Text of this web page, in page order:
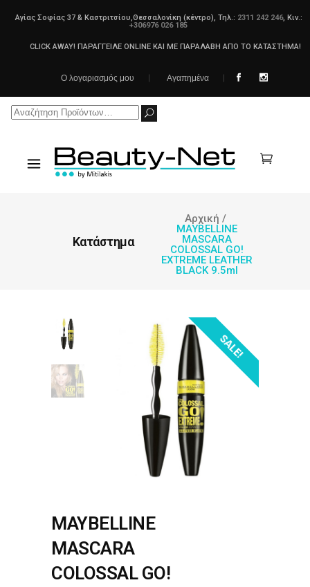
Αγίας Σοφίας 37 & Καστριτσίου,Θεσσαλονίκη (κέντρο), Τηλ.: 2311 242 246, Κιν.:
+306976 026 185
CLICK AWAY! ΠΑΡΑΓΓΕΙΛΕ ONLINE ΚΑΙ ΜΕ ΠΑΡΑΛΑΒΗ ΑΠΟ ΤΟ ΚΑΤΑΣΤΗΜΑ!
Ο λογαριασμός μου Αγαπημένα
Search
Κατάστημα
Αρχική /
MAYBELLINE
MASCARA
COLOSSAL GO!
EXTREME LEATHER
BLACK 9.5ml
SALE!
MAYBELLINE
MASCARA
COLOSSAL GO!